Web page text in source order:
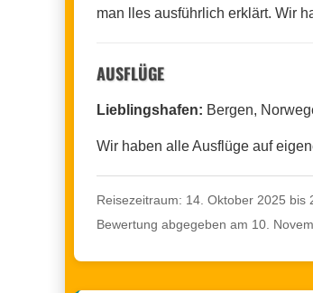
man lles ausführlich erklärt. Wir
AUSFLÜGE
Lieblingshafen: Bergen,
Wir haben alle Ausflüge auf
Reisezeitraum: 14. Oktober 2025 bis
Bewertung abgegeben am 10.